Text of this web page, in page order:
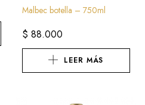
Malbec botella – 750ml
$ 88.000
LEER MÁS